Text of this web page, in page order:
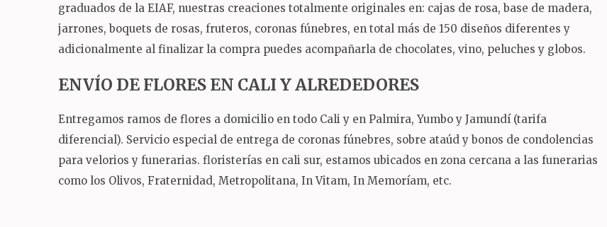
graduados de la EIAF, nuestras creaciones totalmente originales en: cajas de rosa, base de madera,
jarrones, boquets de rosas, fruteros, coronas fúnebres, en total más de 150 diseños diferentes y
adicionalmente al finalizar la compra puedes acompañarla de chocolates, vino, peluches y globos.
ENVÍO DE FLORES EN CALI Y ALREDEDORES
Entregamos ramos de flores a domicilio en todo Cali y en Palmira, Yumbo y Jamundí (tarifa
diferencial). Servicio especial de entrega de coronas fúnebres, sobre ataúd y bonos de condolencias
para velorios y funerarias. floristerías en cali sur, estamos ubicados en zona cercana a las funerarias
como los Olivos, Fraternidad, Metropolitana, In Vitam, In Memoríam, etc.